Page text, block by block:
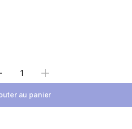
Sélectionnez la quantité
au panier